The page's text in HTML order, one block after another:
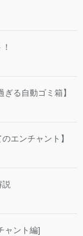
る自動ゴミ箱】
エンチャント】
ャント編]